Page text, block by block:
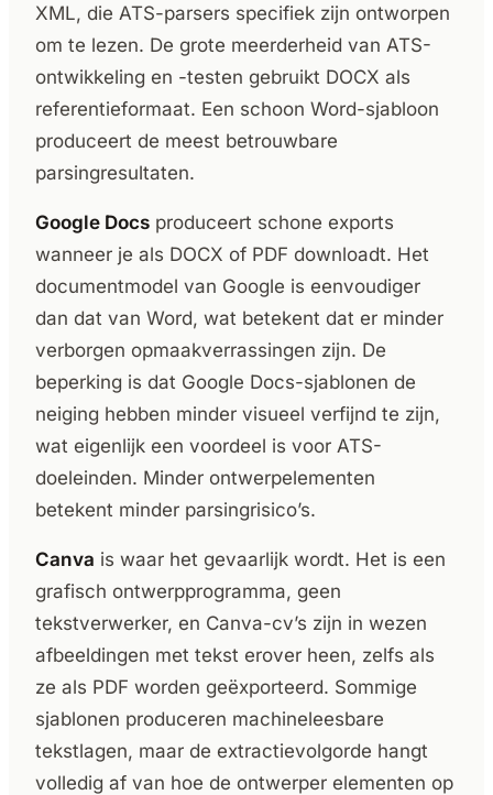
XML, die ATS-parsers specifiek zijn ontworpen
om te lezen. De grote meerderheid van ATS-
ontwikkeling en -testen gebruikt DOCX als
referentieformaat. Een schoon Word-sjabloon
produceert de meest betrouwbare
parsingresultaten.
Google Docs produceert schone exports
wanneer je als DOCX of PDF downloadt. Het
documentmodel van Google is eenvoudiger
dan dat van Word, wat betekent dat er minder
verborgen opmaakverrassingen zijn. De
beperking is dat Google Docs-sjablonen de
neiging hebben minder visueel verfijnd te zijn,
wat eigenlijk een voordeel is voor ATS-
doeleinden. Minder ontwerpelementen
betekent minder parsingrisico’s.
Canva is waar het gevaarlijk wordt. Het is een
grafisch ontwerpprogramma, geen
tekstverwerker, en Canva-cv’s zijn in wezen
afbeeldingen met tekst erover heen, zelfs als
ze als PDF worden geëxporteerd. Sommige
sjablonen produceren machineleesbare
tekstlagen, maar de extractievolgorde hangt
volledig af van hoe de ontwerper elementen op